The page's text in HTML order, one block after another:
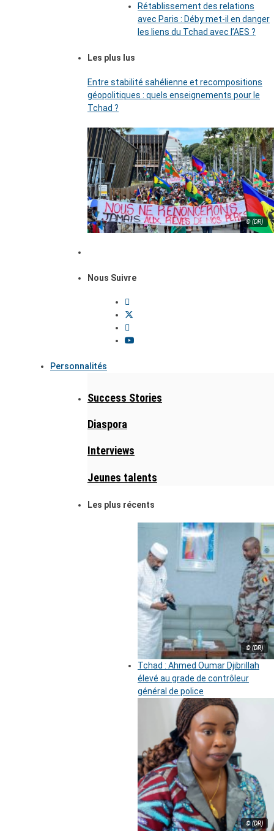
Rétablissement des relations
avec Paris : Déby met-il en danger
les liens du Tchad avec l’AES ?
Les plus lus
Entre stabilité sahélienne et recompositions
géopolitiques : quels enseignements pour le
Tchad ?
© (DR)
Nous Suivre
Personnalités
Success Stories
Diaspora
Interviews
Jeunes talents
Les plus récents
© (DR)
Tchad : Ahmed Oumar Djibrillah
élevé au grade de contrôleur
général de police
© (DR)